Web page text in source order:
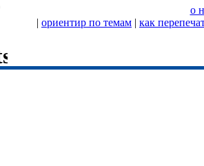
о
| ориентир по темам | как